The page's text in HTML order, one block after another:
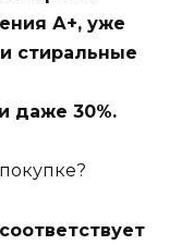
А+, уже
стиральные
даже 30%.